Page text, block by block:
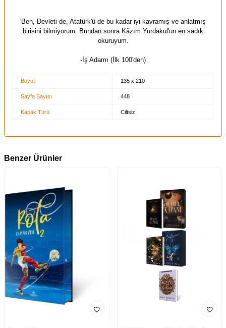
'Ben, Devleti de, Atatürk'ü de bu kadar iyi kavramış ve anlatmış
birisini bilmiyorum. Bundan sonra Kâzım Yurdakul'un en sadık
okuruyum.
-İş Adamı (İlk 100'den)
Boyut 135 x 210
Sayfa Sayısı 448
Kapak Türü Ciltsiz
Benzer Ürünler